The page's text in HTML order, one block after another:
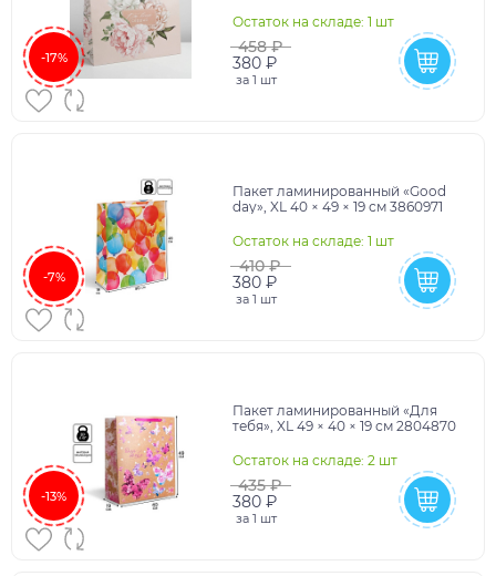
-17%
Остаток на складе: 1 шт
458 ₽
380 ₽
за 1 шт
-7%
Пакет ламинированный «Good
day», XL 40 × 49 × 19 см 3860971
Остаток на складе: 1 шт
410 ₽
380 ₽
за 1 шт
-13%
Пакет ламинированный «Для
тебя», XL 49 × 40 × 19 см 2804870
Остаток на складе: 2 шт
435 ₽
380 ₽
за 1 шт